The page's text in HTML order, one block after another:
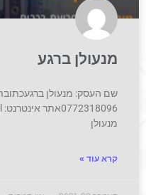
מנעולן ברגע
שם העסק: מנעולן
מנעולן
קרא עוד »